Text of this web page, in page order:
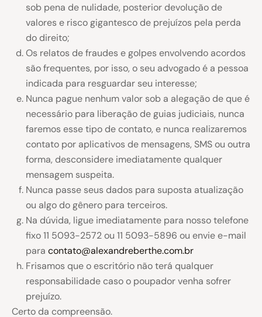
sob pena de nulidade, posterior devolução de
valores e risco gigantesco de prejuízos pela perda
do direito;
Os relatos de fraudes e golpes envolvendo acordos
são frequentes, por isso, o seu advogado é a pessoa
indicada para resguardar seu interesse;
Nunca pague nenhum valor sob a alegação de que é
necessário para liberação de guias judiciais, nunca
faremos esse tipo de contato, e nunca realizaremos
contato por aplicativos de mensagens, SMS ou outra
forma, desconsidere imediatamente qualquer
mensagem suspeita.
Nunca passe seus dados para suposta atualização
ou algo do gênero para terceiros.
Na dúvida, ligue imediatamente para nosso telefone
fixo 11 5093-2572 ou 11 5093-5896 ou envie e-mail
para contato@alexandreberthe.com.br
Frisamos que o escritório não terá qualquer
responsabilidade caso o poupador venha sofrer
prejuízo.
Certo da compreensão.